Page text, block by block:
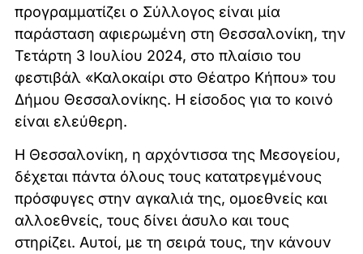
προγραμματίζει ο Σύλλογος είναι μία
παράσταση αφιερωμένη στη Θεσσαλονίκη, την
Τετάρτη 3 Ιουλίου 2024, στο πλαίσιο του
φεστιβάλ «Καλοκαίρι στο Θέατρο Κήπου» του
Δήμου Θεσσαλονίκης. Η είσοδος για το κοινό
είναι ελεύθερη.
Η Θεσσαλονίκη, η αρχόντισσα της Μεσογείου,
δέχεται πάντα όλους τους κατατρεγμένους
πρόσφυγες στην αγκαλιά της, ομοεθνείς και
αλλοεθνείς, τους δίνει άσυλο και τους
στηρίζει. Αυτοί, με τη σειρά τους, την κάνουν